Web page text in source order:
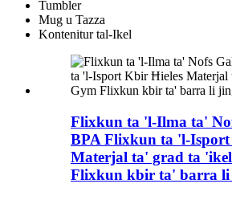
Tumbler
Mug u Tazza
Kontenitur tal-Ikel
Flixkun ta 'l-Ilma ta'
BPA Flixkun ta 'l-
Materjal ta' grad ta
Flixkun kbir ta' barra